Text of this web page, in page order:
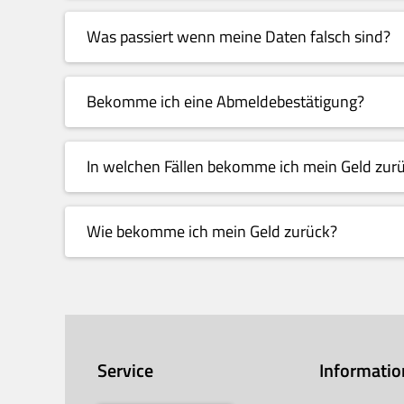
Was passiert wenn meine Daten falsch sind?
Bekomme ich eine Abmeldebestätigung?
In welchen Fällen bekomme ich mein Geld
Wie bekomme ich mein Geld zurück?
Service